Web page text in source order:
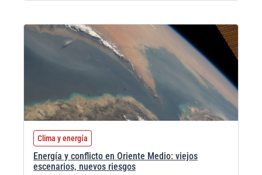
Clima y energía
Energía y conflicto en Oriente Medio: viejos
escenarios, nuevos riesgos